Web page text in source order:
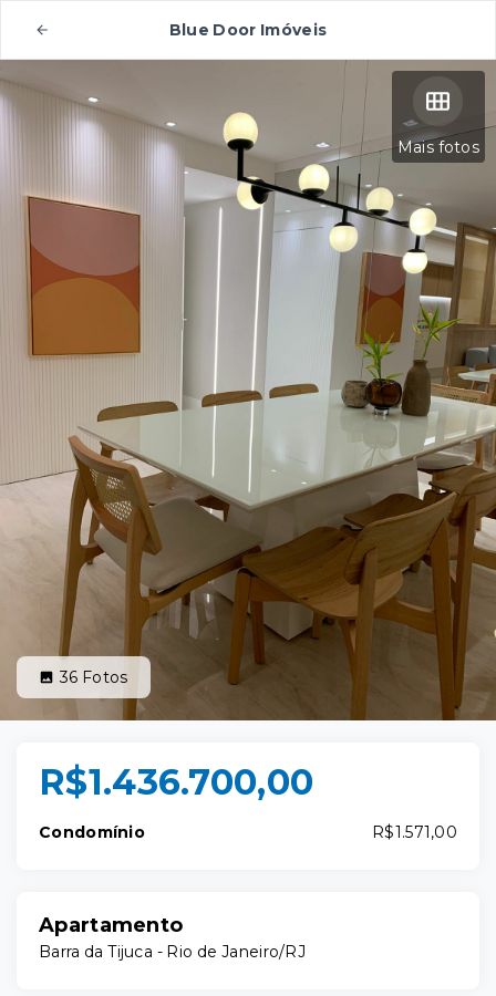
Blue Door Imóveis
Mais fotos
36 Fotos
R$1.436.700,00
Condomínio R$1.571,00
Apartamento
Barra da Tijuca - Rio de Janeiro/RJ